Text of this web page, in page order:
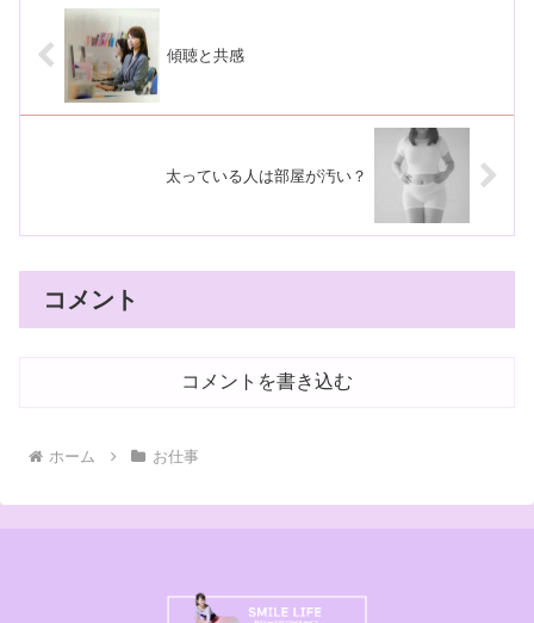
傾聴と共感
太っている人は部屋が汚い？
コメント
コメントを書き込む
ホーム お仕事